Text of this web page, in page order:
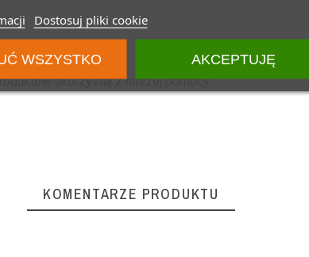
skorzystaj z naszej pomocy.
KOMENTARZE PRODUKTU
Dostosuj pliki cookie
WSZYSTKO AKCEPTUJĘ